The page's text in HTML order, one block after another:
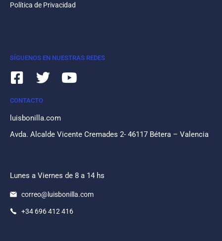
Política de Privacidad
SÍGUENOS EN NUESTRAS REDES
CONTACTO
luisbonilla.com
Avda. Alcalde Vicente Cremades 2- 46117 Bétera – Valencia
Lunes a Viernes de 8 a 14 hs
correo@luisbonilla.com
+34 696 412 416